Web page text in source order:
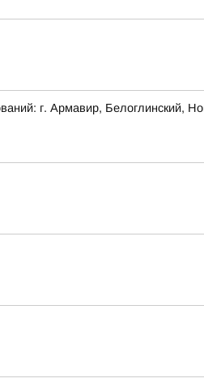
Армавир, Белоглинский,